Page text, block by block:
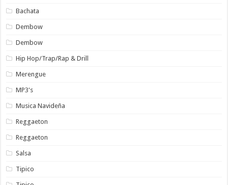
Bachata
Dembow
Dembow
Hip Hop/Trap/Rap & Drill
Merengue
MP3's
Musica Navideña
Reggaeton
Reggaeton
Salsa
Tipico